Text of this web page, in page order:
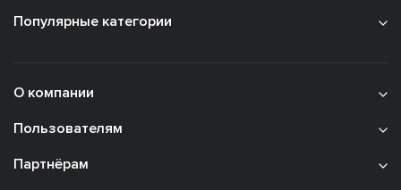
Популярные категории
О компании
Пользователям
Партнёрам